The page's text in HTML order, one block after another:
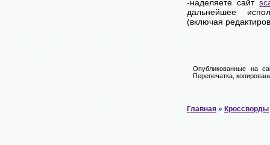
-наделяете сайт
дальнейшее
(включая
Опубликованные на
Перепечатка,
Главная » Кроссворды